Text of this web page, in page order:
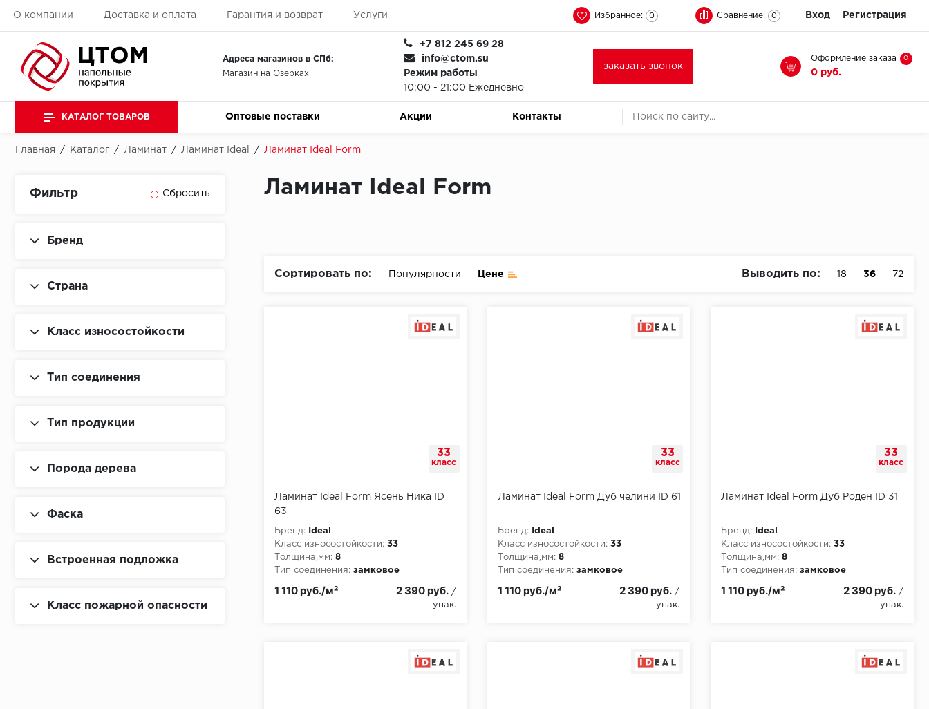
О компании Доставка и оплата Гарантия и возврат Услуги Избранное: 0 Сравнение: 0 Вход Регистрация
Адреса магазинов в СПб:
Магазин на Озерках
+7 812 245 69 28
info@ctom.su
Режим работы
10:00 - 21:00 Ежедневно
заказать звонок
Оформление заказа 0
0 руб.
КАТАЛОГ ТОВАРОВ Оптовые поставки Акции Контакты
Главная / Каталог / Ламинат / Ламинат Ideal / Ламинат Ideal Form
Фильтр
Бренд
Страна
Класс износостойкости
Тип соединения
Тип продукции
Порода дерева
Фаска
Встроенная подложка
Класс пожарной опасности
Ламинат Ideal Form
Сортировать по: Популярности Цене Выводить по: 18 36 72
33
класс
Ламинат Ideal Form Ясень Ника ID
63
Бренд:
Ideal
Класс износостойкости: 33
Толщина,мм: 8
Тип соединения: замковое
1 110 руб./м² 2 390 руб. /
упак.
33
класс
Ламинат Ideal Form Дуб челини ID 61
Бренд:
Ideal
Класс износостойкости: 33
Толщина,мм: 8
Тип соединения: замковое
1 110 руб./м² 2 390 руб. /
упак.
33
класс
Ламинат Ideal Form Дуб Роден ID 31
Бренд:
Ideal
Класс износостойкости: 33
Толщина,мм: 8
Тип соединения: замковое
1 110 руб./м² 2 390 руб. /
упак.